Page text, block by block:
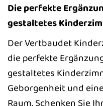
Die perfekte
gestaltetes
Der Vertbaudet
die perfekte
gestaltetes
Geborgenheit und
Raum. Schenken Sie